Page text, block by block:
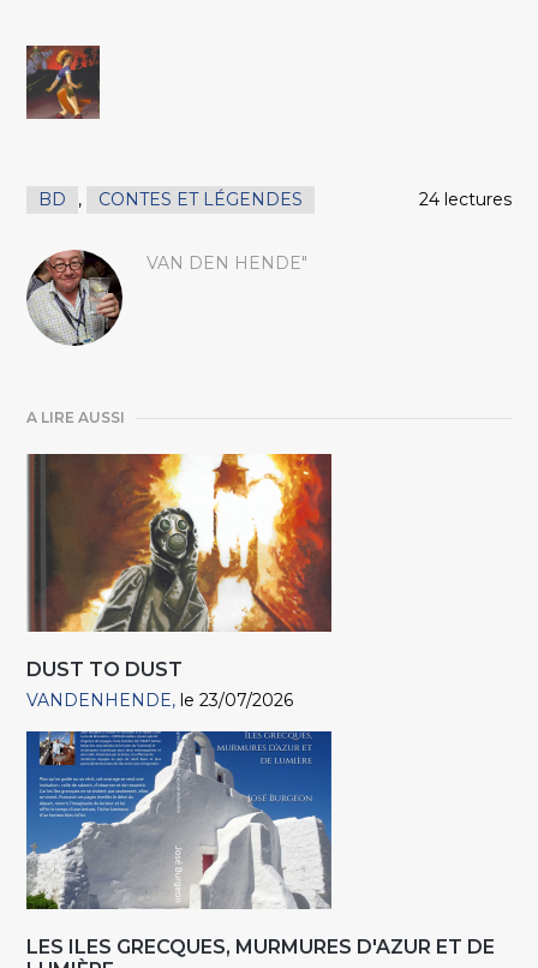
BD , CONTES ET LÉGENDES 24 lectures
VAN DEN HENDE"
A LIRE AUSSI
DUST TO DUST
VANDENHENDE le 23/07/2026
LES ILES GRECQUES, MURMURES D'AZUR ET DE